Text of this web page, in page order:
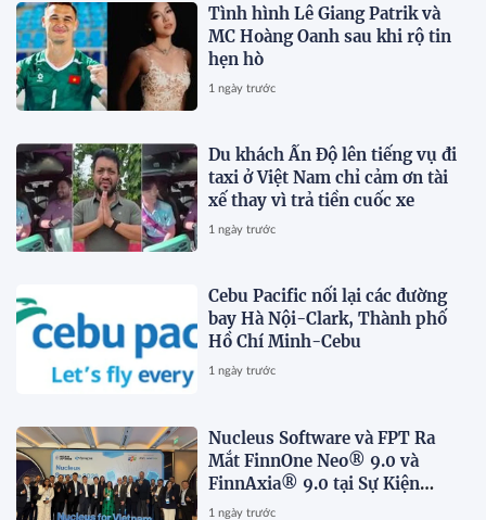
Tình hình Lê Giang Patrik và
MC Hoàng Oanh sau khi rộ tin
hẹn hò
1 ngày trước
Du khách Ấn Độ lên tiếng vụ đi
taxi ở Việt Nam chỉ cảm ơn tài
xế thay vì trả tiền cuốc xe
1 ngày trước
Cebu Pacific nối lại các đường
bay Hà Nội-Clark, Thành phố
Hồ Chí Minh-Cebu
1 ngày trước
Nucleus Software và FPT Ra
Mắt FinnOne Neo® 9.0 và
FinnAxia® 9.0 tại Sự Kiện
Nucleus Synapse Lần Đầu Tiên
1 ngày trước